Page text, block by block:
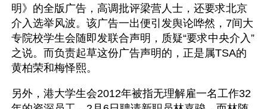
明》的全版广告，高调批评梁营人士，还要求北京
介入选举风波。该广告一出便引发舆论哗然，7间大
专院校学生会随即发联合声明，质疑“要求中央介入”
之说。而负责起草这份广告声明的，正是属TSA的
黄柏荣和梅怿熙。
另外，港大学生会2012年被指无理解雇一名工作32